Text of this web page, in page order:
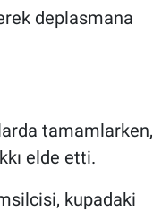
deplasmana
tamamlarken,
elde etti.
kupadaki